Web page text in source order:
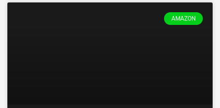
AMAZON